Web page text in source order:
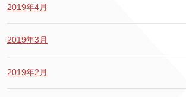
2019年4月
2019年3月
2019年2月